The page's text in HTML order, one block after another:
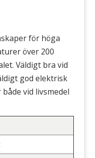
för höga
över 200
Väldigt bra vid
god elektrisk
vid livsmedel